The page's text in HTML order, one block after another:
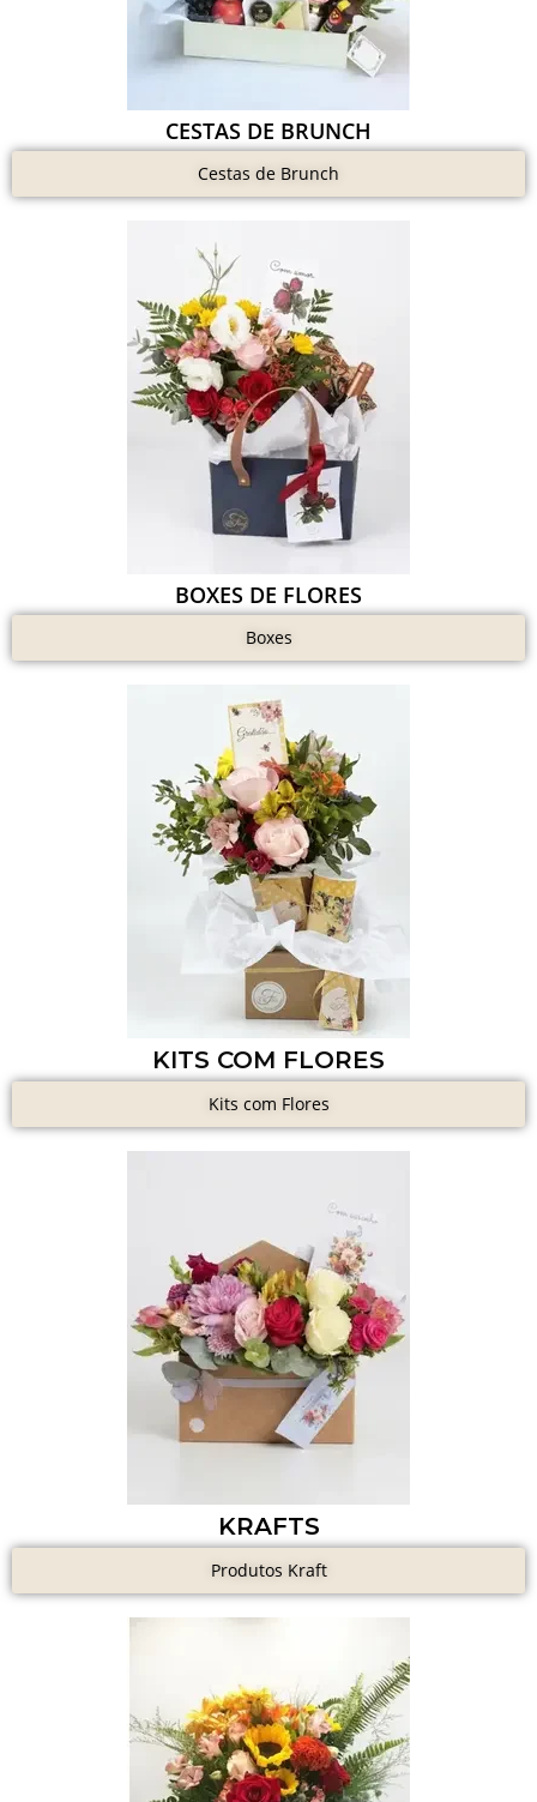
CESTAS DE BRUNCH
Cestas de Brunch
BOXES DE FLORES
Boxes
KITS COM FLORES
Kits com Flores
KRAFTS
Produtos Kraft